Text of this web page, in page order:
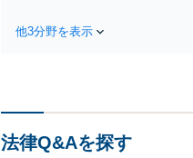
他3分野を表示
法律Q&Aを探す